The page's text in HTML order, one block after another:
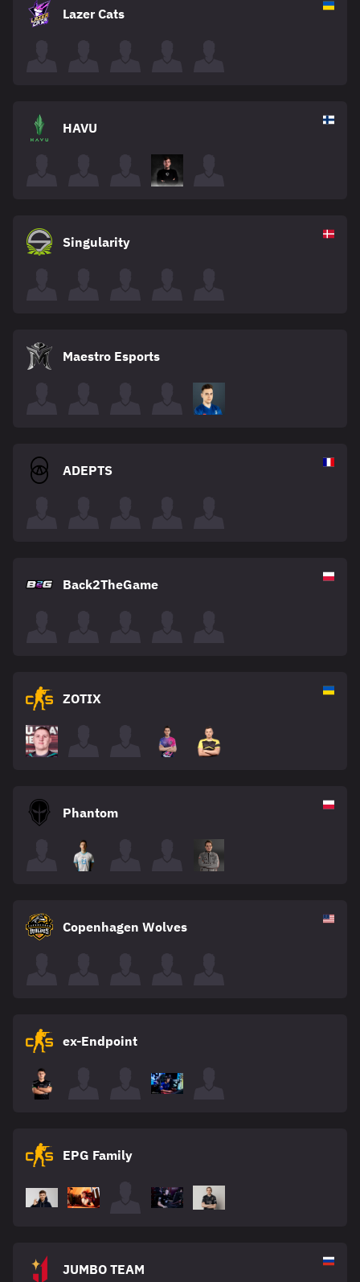
Lazer Cats
HAVU
Singularity
Maestro Esports
ADEPTS
Back2TheGame
ZOTIX
Phantom
Copenhagen Wolves
ex-Endpoint
EPG Family
JUMBO TEAM